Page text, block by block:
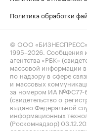
Политика обработки
© ООО
1995–2026 .
агентства «РБК»
массовой информации
по надзору в сфере
и массовых
за номером ИА №ФС77-
(свидетельство о
выдано Федеральной
информационных
(Роскомнадзор)